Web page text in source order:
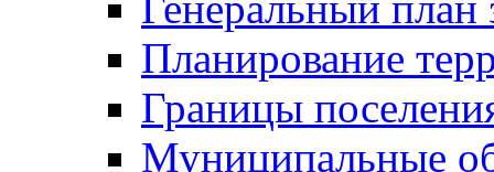
Планирование
Границы
Муниципальные